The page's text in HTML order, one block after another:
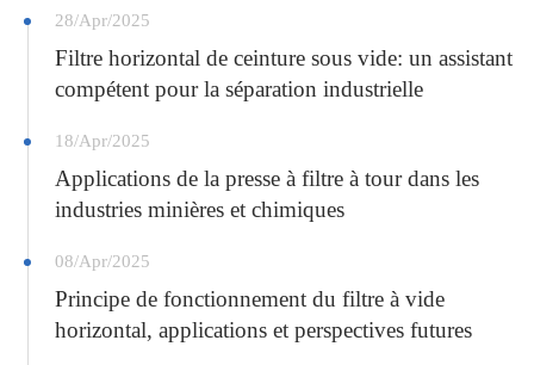
28/Apr/2025
Filtre horizontal de ceinture sous vide: un assistant
compétent pour la séparation industrielle
18/Apr/2025
Applications de la presse à filtre à tour dans les
industries minières et chimiques
08/Apr/2025
Principe de fonctionnement du filtre à vide
horizontal, applications et perspectives futures